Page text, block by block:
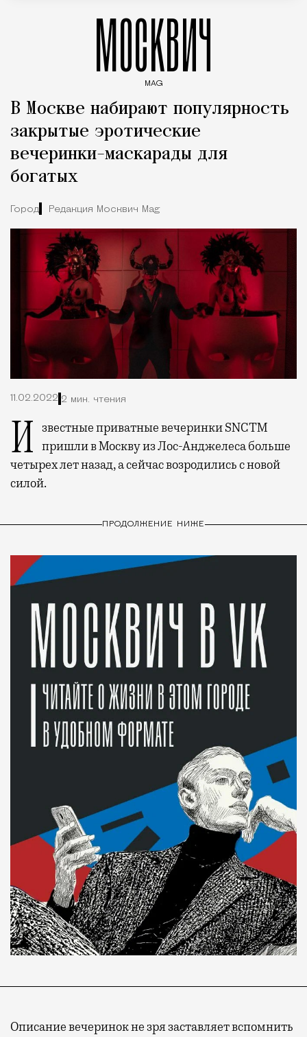
МОСКВИЧ
MAG
В Москве набирают популярность
закрытые эротические
вечеринки-маскарады для
богатых
Город Редакция Москвич Mag
11.02.2022 2 мин. чтения
Известные приватные вечеринки SNCTM пришли в Москву из Лос-Анджелеса больше
четырех лет назад, а сейчас возродились с новой
силой.
ПРОДОЛЖЕНИЕ НИЖЕ
Описание вечеринок не зря заставляет вспомнить